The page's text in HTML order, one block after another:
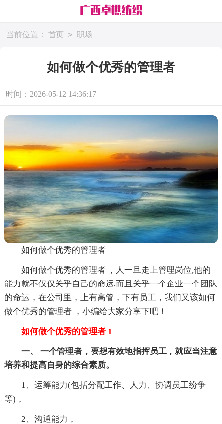
当前位置： 首页 > 职场
如何做个优秀的管理者
时间：2026-05-12 14:36:17
如何做个优秀的管理者
如何做个优秀的管理者 ，人一旦走上管理岗位,他的
能力就不仅仅关乎自己的命运,而且关乎一个企业一个团队
的命运，在公司里，上有高管，下有员工，我们又该如何
做个优秀的管理者 ，小编给大家分享下吧！
如何做个优秀的管理者 1
一、 一个管理者，要想有效地指挥员工，就应当注意
培养和提高自身的综合素质。
1、运筹能力(包括分配工作、人力、协调员工纷争
等)，
2、沟通能力，